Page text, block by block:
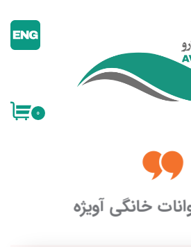
۰
خانگی آویژه